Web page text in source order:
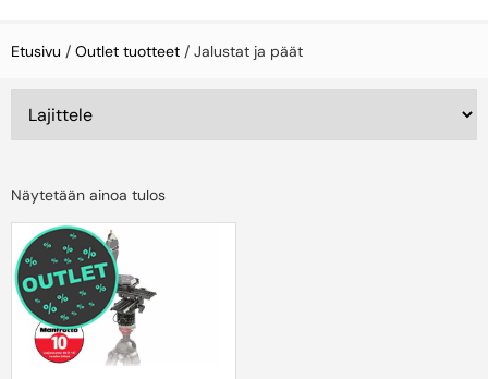
Etusivu / Outlet tuotteet / Jalustat ja päät
Näytetään ainoa tulos